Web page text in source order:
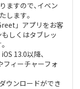
ますので､イベン
します｡
」アプリをお客
しくはタブレッ
13.0以降、
ィーチャーフォ
ウンロードができ